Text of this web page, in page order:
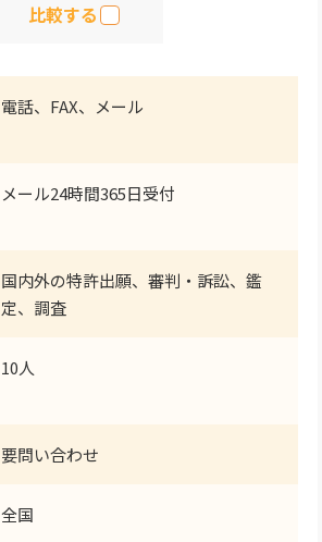
比較する
電話、FAX、メール
メール24時間365日受付
国内外の特許出願、審判・訴訟、鑑
定、調査
10人
要問い合わせ
全国